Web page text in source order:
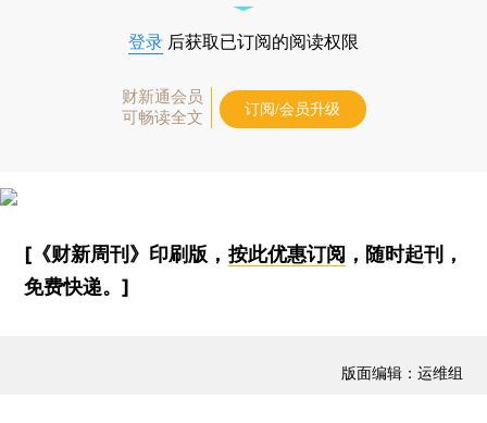
登录 后获取已订阅的阅读权限
财新通会员
可畅读全文
订阅/会员升级
[《财新周刊》印刷版， 按此优惠订阅 ，随时起刊，
免费快递。]
版面编辑：运维组